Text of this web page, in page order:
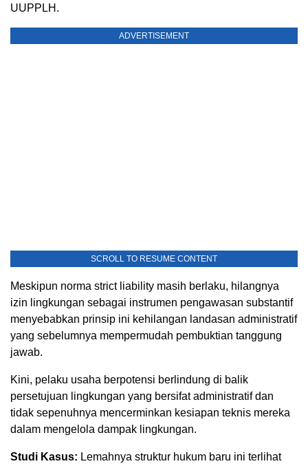
UUPPLH.
ADVERTISEMENT
SCROLL TO RESUME CONTENT
Meskipun norma strict liability masih berlaku, hilangnya
izin lingkungan sebagai instrumen pengawasan substantif
menyebabkan prinsip ini kehilangan landasan administratif
yang sebelumnya mempermudah pembuktian tanggung
jawab.
Kini, pelaku usaha berpotensi berlindung di balik
persetujuan lingkungan yang bersifat administratif dan
tidak sepenuhnya mencerminkan kesiapan teknis mereka
dalam mengelola dampak lingkungan.
Studi Kasus: Lemahnya struktur hukum baru ini terlihat